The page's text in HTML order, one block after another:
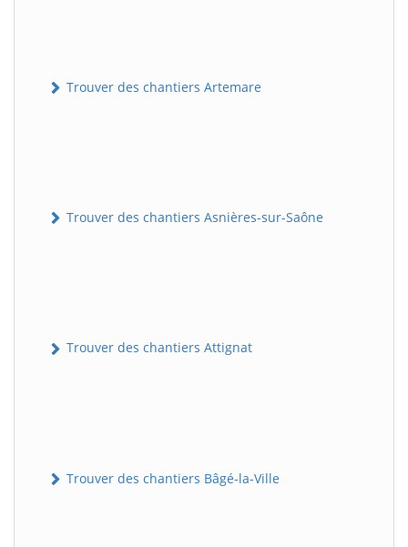
Trouver des chantiers Artemare
Trouver des chantiers Asnières-sur-Saône
Trouver des chantiers Attignat
Trouver des chantiers Bâgé-la-Ville